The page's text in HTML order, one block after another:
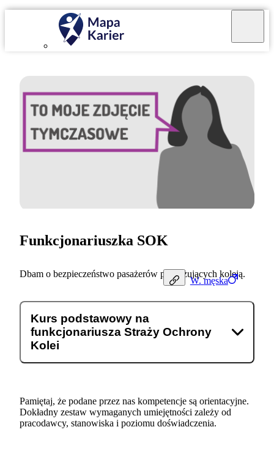
W. męska
Funkcjonariuszka SOK
Dbam o bezpieczeństwo pasażerów podróżujących koleją.
Kurs podstawowy na
funkcjonariusza Straży Ochrony
Kolei
Pamiętaj, że podane przez nas kompetencje są orientacyjne.
Dokładny zestaw wymaganych umiejętności zależy od
pracodawcy, stanowiska i poziomu doświadczenia.